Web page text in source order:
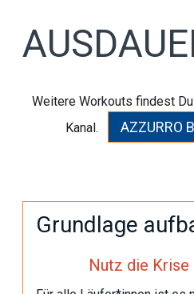
Weitere Workouts findest
Kanal.
AZZURRO
Grundlage
Nutz die Krise